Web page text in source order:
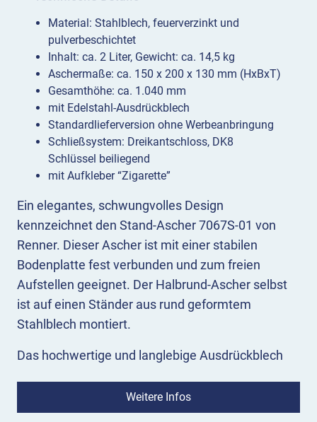
Ein elegantes, schwungvolles Design
kennzeichnet den Stand-Ascher 7067S-01 von
Renner. Dieser Ascher ist mit einer stabilen
Bodenplatte fest verbunden und zum freien
Aufstellen geeignet. Der Halbrund-Ascher selbst
ist auf einen Ständer aus rund geformtem
Stahlblech montiert.
Das hochwertige und langlebige Ausdrückblech
an Überresten von Zigaretten und Asche fasst der
Sammelbehälter, den Sie zum Entleeren einfach
Weitere Infos
Material: Stahlblech, feuerverzinkt und
pulverbeschichtet
Inhalt: ca. 2 Liter, Gewicht: ca. 14,5 kg
Aschermaße: ca. 150 x 200 x 130 mm (HxBxT)
Gesamthöhe: ca. 1.040 mm
mit Edelstahl-Ausdrückblech
Standardlieferversion ohne Werbeanbringung
Schließsystem: Dreikantschloss, DK8
Schlüssel beiliegend
mit Aufkleber “Zigarette”